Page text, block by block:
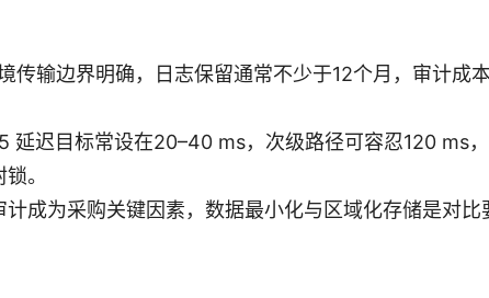
传输边界明确，日志保留通常不少于12个月，审计成
延迟目标常设在20–40 ms，次级路径可容忍120 ms
。
计成为采购关键因素，数据最小化与区域化存储是对比